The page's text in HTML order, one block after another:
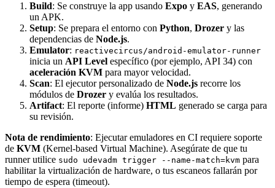
Build: Se construye la app usando Expo y EAS, generando
un APK.
Setup: Se prepara el entorno con Python, Drozer y las
dependencias de Node.js.
Emulator: reactivecircus/android-emulator-runner
inicia un API Level específico (por ejemplo, API 34) con
aceleración KVM para mayor velocidad.
Scan: El ejecutor personalizado de Node.js recorre los
módulos de Drozer y evalúa los resultados.
Artifact: El reporte (informe) HTML generado se carga para
su revisión.
Nota de rendimiento: Ejecutar emuladores en CI requiere soporte
de KVM (Kernel-based Virtual Machine). Asegúrate de que tu
runner utilice sudo udevadm trigger --name-match=kvm para
habilitar la virtualización de hardware, o tus escaneos fallarán por
tiempo de espera (timeout).